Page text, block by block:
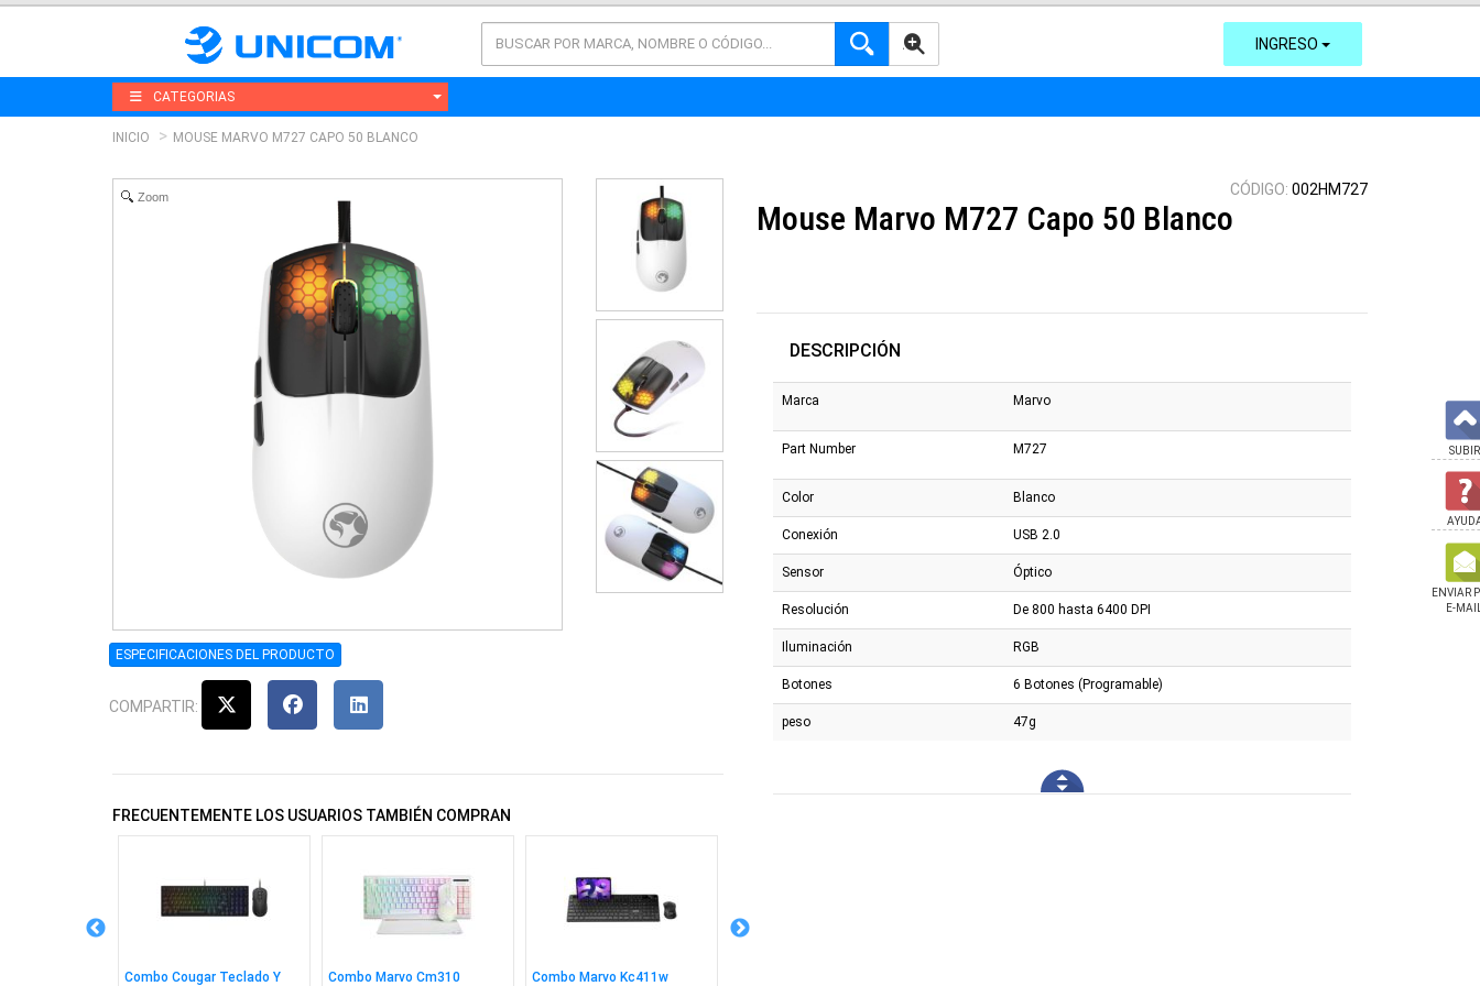
AVANZADA INGRESO
CATEGORIAS
INICIO MOUSE MARVO M727 CAPO 50 BLANCO
Zoom
ESPECIFICACIONES DEL PRODUCTO
COMPARTIR:
FRECUENTEMENTE LOS USUARIOS TAMBIÉN COMPRAN
Combo Cougar Teclado Y Combo Marvo Cm310 Combo Marvo Kc411w
CÓDIGO: 002HM727
Mouse Marvo M727 Capo 50 Blanco
DESCRIPCIÓN
Marca Marvo
Part Number M727
Color Blanco
Conexión USB 2.0
Sensor Óptico
Resolución De 800 hasta 6400 DPI
Iluminación RGB
Botones 6 Botones (Programable)
peso 47g
SUBIR
ENVIAR
E-